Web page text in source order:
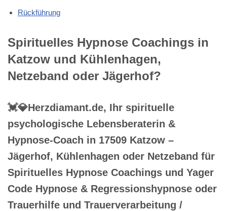
Rückführung
Spirituelles Hypnose Coachings in
Katzow und Kühlenhagen,
Netzeband oder Jägerhof?
💓️💎Herzdiamant.de, Ihr spirituelle
psychologische Lebensberaterin &
Hypnose-Coach in 17509 Katzow –
Jägerhof, Kühlenhagen oder Netzeband für
Spirituelles Hypnose Coachings und Yager
Code Hypnose & Regressionshypnose oder
Trauerhilfe und Trauerverarbeitung /